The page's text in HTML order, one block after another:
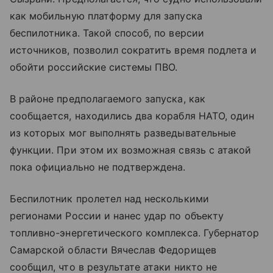
как мобильную платформу для запуска
беспилотника. Такой способ, по версии
источников, позволил сократить время подлета и
обойти российские системы ПВО.
В районе предполагаемого запуска, как
сообщается, находились два корабля НАТО, один
из которых мог выполнять разведывательные
функции. При этом их возможная связь с атакой
пока официально не подтверждена.
Беспилотник пролетел над несколькими
регионами России и нанес удар по объекту
топливно-энергетического комплекса. Губернатор
Самарской области Вячеслав Федорищев
сообщил, что в результате атаки никто не